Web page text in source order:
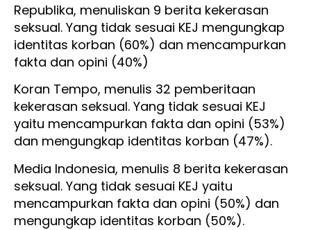
Republika, menuliskan 9 berita kekerasan
seksual. Yang tidak sesuai KEJ mengungkap
identitas korban (60%) dan mencampurkan
fakta dan opini (40%)
Koran Tempo, menulis 32 pemberitaan
kekerasan seksual. Yang tidak sesuai KEJ
yaitu mencampurkan fakta dan opini (53%)
dan mengungkap identitas korban (47%).
Media Indonesia, menulis 8 berita kekerasan
seksual. Yang tidak sesuai KEJ yaitu
mencampurkan fakta dan opini (50%) dan
mengungkap identitas korban (50%).